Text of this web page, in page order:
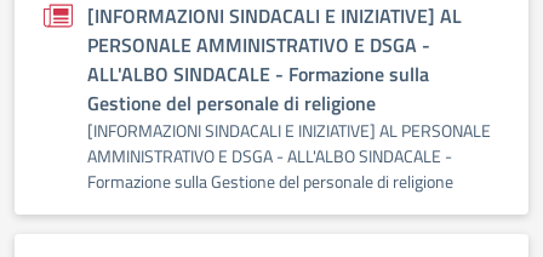
[INFORMAZIONI SINDACALI E INIZIATIVE] AL
PERSONALE AMMINISTRATIVO E DSGA -
ALL'ALBO SINDACALE - Formazione sulla
Gestione del personale di religione
[INFORMAZIONI SINDACALI E INIZIATIVE] AL PERSONALE
AMMINISTRATIVO E DSGA - ALL'ALBO SINDACALE -
Formazione sulla Gestione del personale di religione